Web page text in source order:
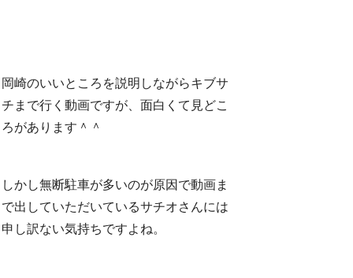
岡崎のいいところを説明しながらキブサ
チまで行く動画ですが、面白くて見どこ
ろがあります＾＾
しかし無断駐車が多いのが原因で動画ま
で出していただいているサチオさんには
申し訳ない気持ちですよね。